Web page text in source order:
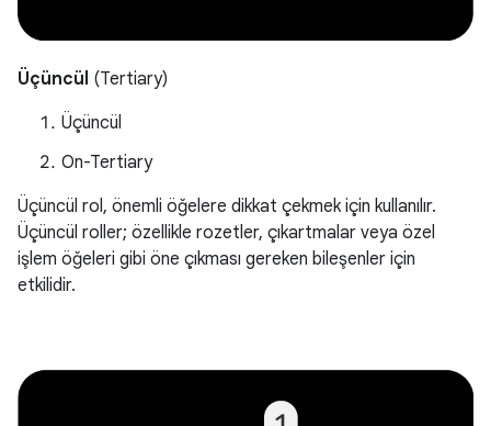
Üçüncül (Tertiary)
Üçüncül
On-Tertiary
Üçüncül rol, önemli öğelere dikkat çekmek için kullanılır.
Üçüncül roller; özellikle rozetler, çıkartmalar veya özel
işlem öğeleri gibi öne çıkması gereken bileşenler için
etkilidir.